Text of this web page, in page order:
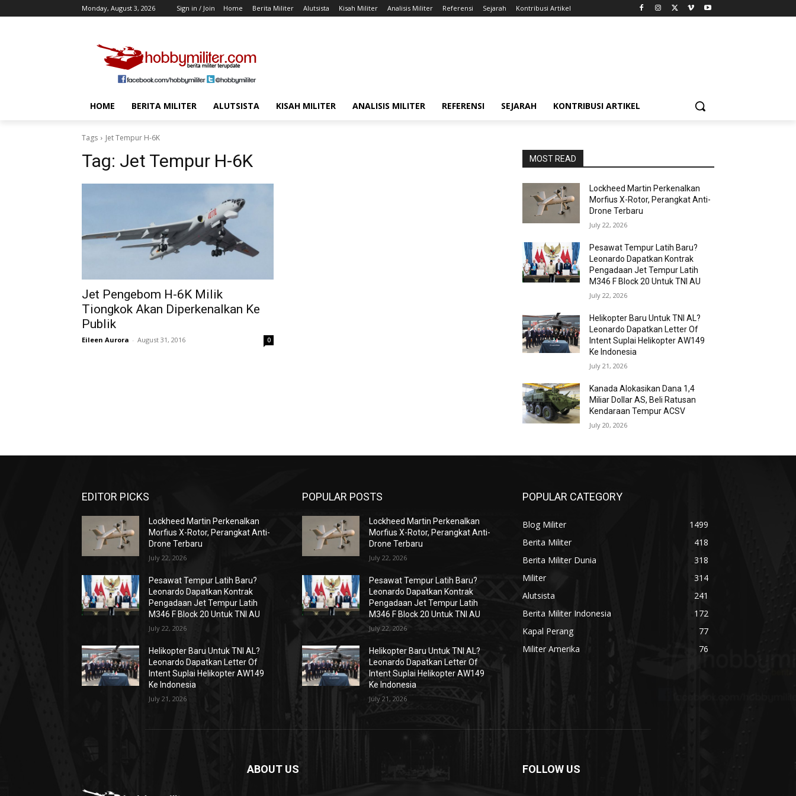
Monday, August 3, 2026 Sign in / Join Home Berita Militer Alutsista Kisah Militer Analisis Militer Referensi Sejarah Kontribusi Artikel
HOME BERITA MILITER ALUTSISTA KISAH MILITER ANALISIS MILITER REFERENSI SEJARAH KONTRIBUSI ARTIKEL
Tags Jet Tempur H-6K
Tag: Jet Tempur H-6K
Jet Pengebom H-6K Milik
Tiongkok Akan Diperkenalkan Ke
Publik
Eileen Aurora - August 31, 2016 0
MOST READ
Lockheed Martin Perkenalkan
Morfius X-Rotor, Perangkat Anti-
Drone Terbaru
July 22, 2026
Pesawat Tempur Latih Baru?
Leonardo Dapatkan Kontrak
Pengadaan Jet Tempur Latih
M346 F Block 20 Untuk TNI AU
July 22, 2026
Helikopter Baru Untuk TNI AL?
Leonardo Dapatkan Letter Of
Intent Suplai Helikopter AW149
Ke Indonesia
July 21, 2026
Kanada Alokasikan Dana 1,4
Miliar Dollar AS, Beli Ratusan
Kendaraan Tempur ACSV
July 20, 2026
EDITOR PICKS
Lockheed Martin Perkenalkan
Morfius X-Rotor, Perangkat Anti-
Drone Terbaru
July 22, 2026
Pesawat Tempur Latih Baru?
Leonardo Dapatkan Kontrak
Pengadaan Jet Tempur Latih
M346 F Block 20 Untuk TNI AU
July 22, 2026
Helikopter Baru Untuk TNI AL?
Leonardo Dapatkan Letter Of
Intent Suplai Helikopter AW149
Ke Indonesia
July 21, 2026
POPULAR POSTS
Lockheed Martin Perkenalkan
Morfius X-Rotor, Perangkat Anti-
Drone Terbaru
July 22, 2026
Pesawat Tempur Latih Baru?
Leonardo Dapatkan Kontrak
Pengadaan Jet Tempur Latih
M346 F Block 20 Untuk TNI AU
July 22, 2026
Helikopter Baru Untuk TNI AL?
Leonardo Dapatkan Letter Of
Intent Suplai Helikopter AW149
Ke Indonesia
July 21, 2026
POPULAR CATEGORY
Blog Militer
1499
Berita Militer
418
Berita Militer Dunia
318
Militer
314
Alutsista
241
Berita Militer Indonesia
172
Kapal Perang
77
Militer Amerika
76
ABOUT US FOLLOW US